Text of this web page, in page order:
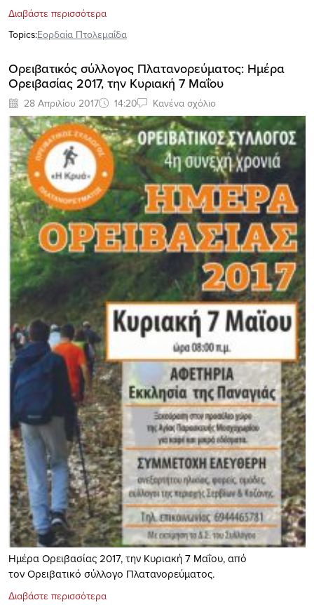
Διαβάστε περισσότερα
Topics:Εορδαία Πτολεμαΐδα
Ορειβατικός σύλλογος Πλατανορεύματος: Ημέρα
Ορειβασίας 2017, την Κυριακή 7 Μαΐου
28 Απριλίου 2017 14:20 Κανένα σχόλιο
Ημέρα Ορειβασίας 2017, την Κυριακή 7 Μαΐου, από
τον Ορειβατικό σύλλογο Πλατανορεύματος.
Διαβάστε περισσότερα